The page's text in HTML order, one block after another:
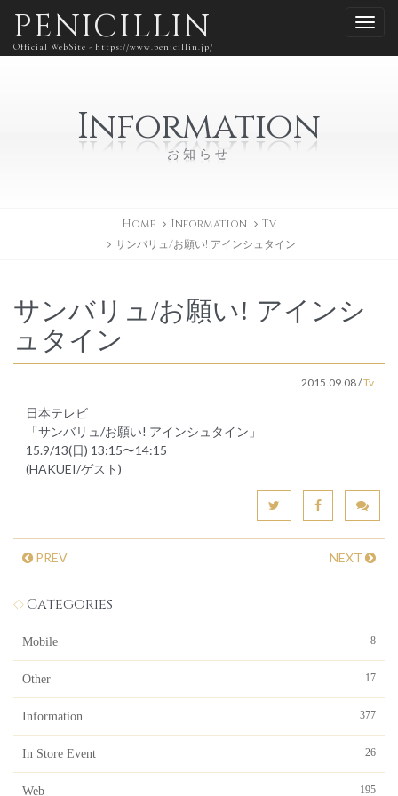
PENICILLIN
Official WebSite - https://www.penicillin.jp/
Information
お知らせ
Home Information
Tv
サンバリュ/お願い! アインシュタイン
サンバリュ/お願い! アインシ
ュタイン
2015.09.08/Tv
日本テレビ
「サンバリュ/お願い! アインシュタイン」
15.9/13(日) 13:15〜14:15
(HAKUEI/ゲスト)
PREV NEXT
Categories
Mobile 8
Other 17
Information 377
In Store Event 26
Web 195